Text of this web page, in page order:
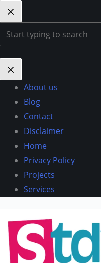
Skip
to
content
No
results
About us
Blog
Contact
Disclaimer
Home
Privacy Policy
Projects
Services